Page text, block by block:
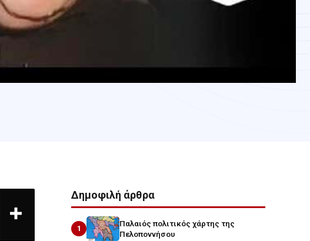
Δημοφιλή άρθρα
1
Παλαιός πολιτικός χάρτης της
Πελοποννήσου